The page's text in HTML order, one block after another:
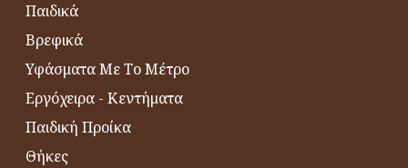
Παιδικά
Βρεφικά
Υφάσματα Με Το Μέτρο
Εργόχειρα - Κεντήματα
Παιδική Προίκα
Θήκες